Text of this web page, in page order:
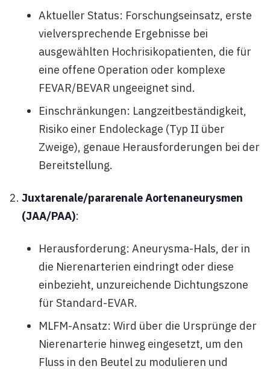
Aktueller Status: Forschungseinsatz, erste
vielversprechende Ergebnisse bei
ausgewählten Hochrisikopatienten, die für
eine offene Operation oder komplexe
FEVAR/BEVAR ungeeignet sind.
Einschränkungen: Langzeitbeständigkeit,
Risiko einer Endoleckage (Typ II über
Zweige), genaue Herausforderungen bei der
Bereitstellung.
Juxtarenale/pararenale Aortenaneurysmen
(JAA/PAA):
Herausforderung: Aneurysma-Hals, der in
die Nierenarterien eindringt oder diese
einbezieht, unzureichende Dichtungszone
für Standard-EVAR.
MLFM-Ansatz: Wird über die Ursprünge der
Nierenarterie hinweg eingesetzt, um den
Fluss in den Beutel zu modulieren und